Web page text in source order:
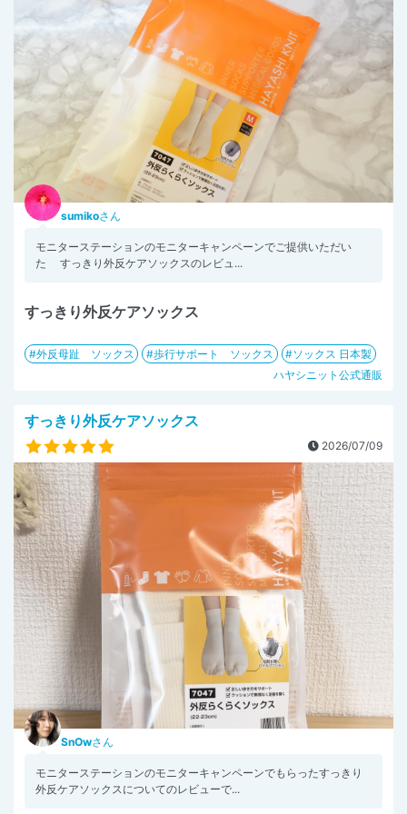
sumikoさん
モニターステーションのモニターキャンペーンでご提供いただい
た すっきり外反ケアソックスのレビュ...
すっきり外反ケアソックス
外反母趾 ソックス 歩行サポート ソックス
ソックス 日本製
ハヤシニット公式通販
すっきり外反ケアソックス
2026/07/09
SnOwさん
モニターステーションのモニターキャンペーンでもらったすっきり
外反ケアソックスについてのレビューで...